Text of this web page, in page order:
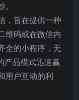
，旨在提供一种
维码或在微信内
全的小程序，无
产品模式迅速赢
用户互动的利